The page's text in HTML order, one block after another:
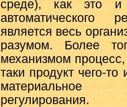
среде), как это
автоматического
является весь
разумом. Более
механизмом
таки продукт чего-
материальное
регулирования.